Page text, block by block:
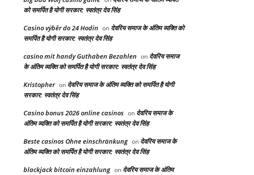
को समर्पित है योगी सरकार: स्वतंत्र देव सिंह
Casino výběr do 24 Hodin on देवरिय समाज के अंतिम व्यक्ति को
समर्पित है योगी सरकार: स्वतंत्र देव सिंह
casino mit handy Guthaben Bezahlen on देवरिय समाज
के अंतिम व्यक्ति को समर्पित है योगी सरकार: स्वतंत्र देव सिंह
Kristopher on देवरिय समाज के अंतिम व्यक्ति को समर्पित है योगी
सरकार: स्वतंत्र देव सिंह
Casino bonus 2026 online casinos on देवरिय समाज के
अंतिम व्यक्ति को समर्पित है योगी सरकार: स्वतंत्र देव सिंह
Beste casinos Ohne einschränkung on देवरिय समाज के
अंतिम व्यक्ति को समर्पित है योगी सरकार: स्वतंत्र देव सिंह
blackjack bitcoin einzahlung on देवरिय समाज के अंतिम